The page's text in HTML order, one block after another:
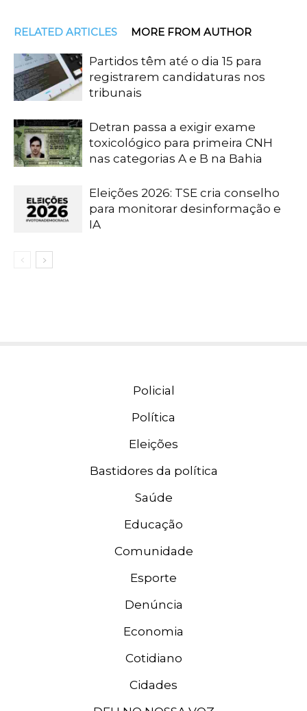
RELATED ARTICLES MORE FROM AUTHOR
Partidos têm até o dia 15 para
registrarem candidaturas nos
tribunais
Detran passa a exigir exame
toxicológico para primeira CNH
nas categorias A e B na Bahia
Eleições 2026: TSE cria conselho
para monitorar desinformação e
IA
Policial
Política
Eleições
Bastidores da política
Saúde
Educação
Comunidade
Esporte
Denúncia
Economia
Cotidiano
Cidades